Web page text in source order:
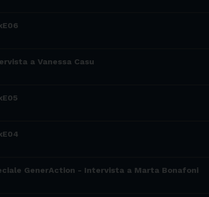
a Vanessa Casu
GenerAction - Intervista a Marta Bonafoni